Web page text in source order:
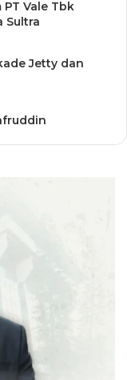
PT Vale Tbk
Sultra
Jetty dan